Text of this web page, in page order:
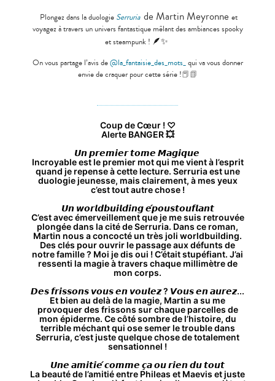
Plongez dans laduologie Serruria de Martin Meyronne et
voyagez à travers un univers fantastique mêlant des ambiances spooky
et steampunk ! 🪶✨
Onvous partage l’avis de@la_fantaisie_des_mots_qui va vous donner
envie de craquer pour cette série !📕📗
Coup de Cœur ! ♡
Alerte BANGER 💥
𝙐𝙣 𝙥𝙧𝙚𝙢𝙞𝙚𝙧 𝙩𝙤𝙢𝙚 𝙈𝙖𝙜𝙞𝙦𝙪𝙚
Incroyable est le premier mot qui me vient à l’esprit
quand je repense à cette lecture. Serruria est une
duologie jeunesse, mais clairement, à mes yeux
c’est tout autre chose !
𝙐𝙣 𝙬𝙤𝙧𝙡𝙙𝙗𝙪𝙞𝙡𝙙𝙞𝙣𝙜 𝙚́𝙥𝙤𝙪𝙨𝙩𝙤𝙪𝙛𝙡𝙖𝙣𝙩
C’est avec émerveillement que je me suis retrouvée
plongée dans la cité de Serruria. Dans ce roman,
Martin nous a concocté un très joli worldbuilding.
Des clés pour ouvrir le passage aux défunts de
notre famille ? Moi je dis oui ! C’était stupéfiant. J’ai
ressenti la magie à travers chaque millimètre de
mon corps.
𝘿𝙚𝙨 𝙛𝙧𝙞𝙨𝙨𝙤𝙣𝙨 𝙫𝙤𝙪𝙨 𝙚𝙣 𝙫𝙤𝙪𝙡𝙚𝙯 ? 𝙑𝙤𝙪𝙨 𝙚𝙣 𝙖𝙪𝙧𝙚𝙯...
Et bien au delà de la magie, Martin a su me
provoquer des frissons sur chaque parcelles de
mon épiderme. Ce côté sombre de l’histoire, du
terrible méchant qui ose semer le trouble dans
Serruria, c’est juste quelque chose de totalement
sensationnel !
𝙐𝙣𝙚 𝙖𝙢𝙞𝙩𝙞𝙚́ 𝙘𝙤𝙢𝙢𝙚 𝙘̧𝙖 𝙤𝙪 𝙧𝙞𝙚𝙣 𝙙𝙪 𝙩𝙤𝙪𝙩
La beauté de l’amitié entre Phileas et Maevis et juste